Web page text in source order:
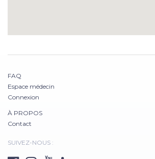
FAQ
Espace médecin
Connexion
À PROPOS
Contact
SUIVEZ-NOUS :